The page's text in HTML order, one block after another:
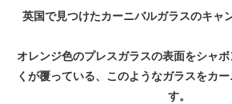
英国で見つけたカーニバルガラスのキャ
オレンジ色のプレスガラスの表面をシャ
くが覆っている、このようなガラスをカ
す。